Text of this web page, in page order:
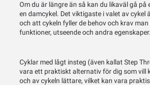
Om du är längre än så kan du likaväl gå på
en damcykel. Det viktigaste i valet av cykel
och att cykeln fyller de behov och krav
funktioner, utseende och andra egenskaper.
Cyklar med lågt insteg (även kallat Step
vara ett praktiskt alternativ för dig som vill
och av cykeln lättare, vilket kan vara